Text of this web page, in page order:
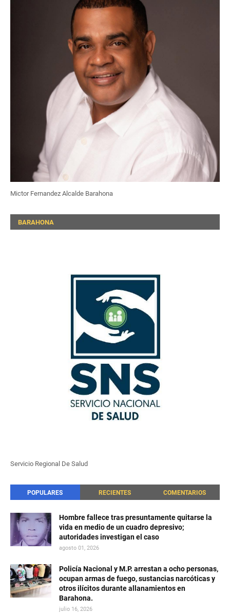
Mictor Fernandez Alcalde Barahona
BARAHONA
Servicio Regional De Salud
POPULARES RECIENTES COMENTARIOS
Hombre fallece tras presuntamente quitarse la
vida en medio de un cuadro depresivo;
autoridades investigan el caso
agosto 01, 2026
Policía Nacional y M.P. arrestan a ocho personas,
ocupan armas de fuego, sustancias narcóticas y
otros ilícitos durante allanamientos en
Barahona.
julio 16, 2026